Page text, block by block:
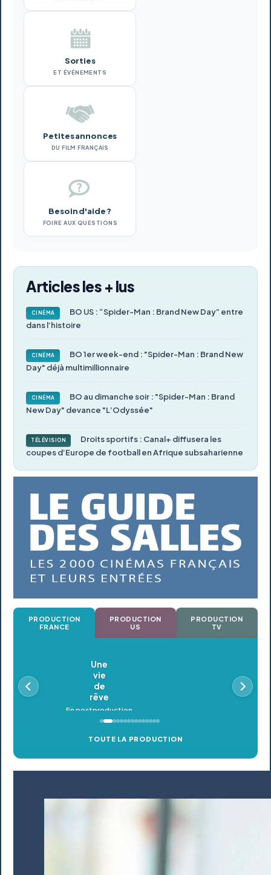
Sorties
ET ÉVÉNEMENTS
Petites annonces
DU FILM FRANÇAIS
Besoin d'aide ?
FOIRE AUX QUESTIONS
Articles les + lus
CINÉMA
BO US : “Spider-Man : Brand New Day” entre
dans l’histoire
CINÉMA
BO 1er week-end : "Spider-Man : Brand New
Day" déjà multimillionnaire
CINÉMA
BO au dimanche soir : "Spider-Man : Brand
New Day" devance "L’Odyssée"
TÉLÉVISION
Droits sportifs : Canal+ diffusera les
coupes d’Europe de football en Afrique subsaharienne
PRODUCTION
FRANCE
PRODUCTION
US
PRODUCTION
TV
Oldeupe
En postproduction
TOUTE LA PRODUCTION